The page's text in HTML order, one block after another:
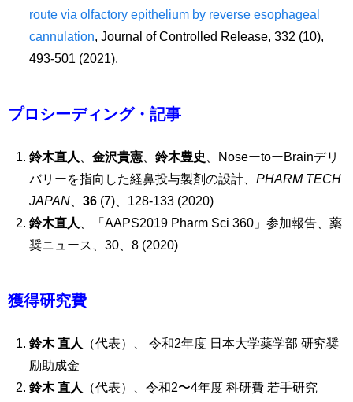
route via olfactory epithelium by reverse esophageal
cannulation, Journal of Controlled Release, 332 (10),
493-501 (2021).
プロシーディング・記事
鈴木直人 、金沢貴憲 、鈴木豊史
、NoseーtoーBrainデリ
バリーを指向した経鼻投与製剤の設計、PHARM TECH
JAPAN 、36 (7)、128-133 (2020)
鈴木直人
、「AAPS2019 Pharm Sci 360」参加報告、薬
奨ニュース、30、8 (2020)
獲得研究費
鈴木 直人
（代表）、 令和2年度 日本大学薬学部 研究奨
励助成金
鈴木 直人
（代表）、令和2〜4年度 科研費 若手研究